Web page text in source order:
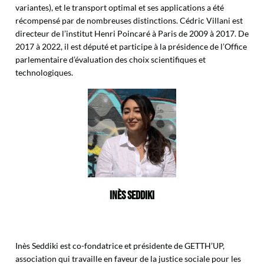
variantes), et le transport optimal et ses applications a été
récompensé par de nombreuses distinctions. Cédric Villani est
directeur de l’institut Henri Poincaré à Paris de 2009 à 2017. De
2017 à 2022, il est député et participe à la présidence de l’Office
parlementaire d’évaluation des choix scientifiques et
technologiques.
INÈS SEDDIKI
Inès Seddiki est co-fondatrice et présidente de GETTH’UP,
association qui travaille en faveur de la justice sociale pour les